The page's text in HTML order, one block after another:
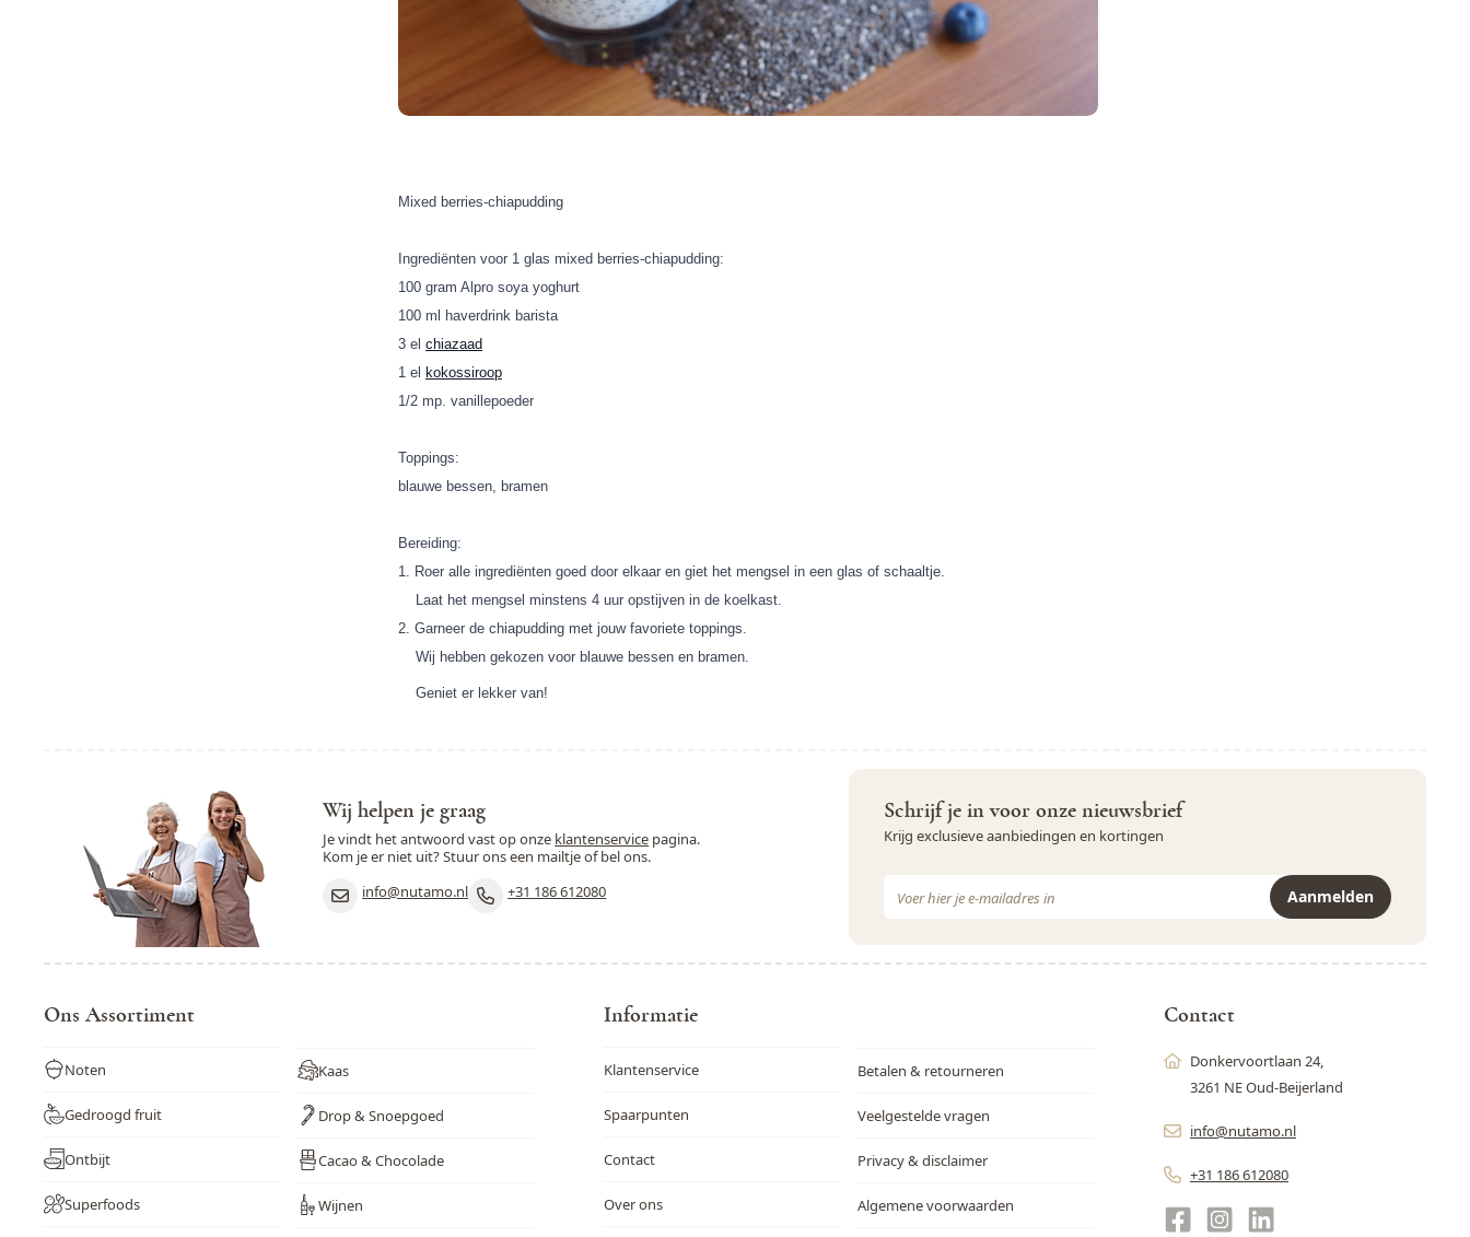
Mixed berries-chiapudding
Ingrediënten voor 1 glas mixed berries-chiapudding:
100 gram Alpro soya yoghurt
100 ml haverdrink barista
3 el chiazaad
1 el kokossiroop
1/2 mp. vanillepoeder
Toppings:
blauwe bessen, bramen
Bereiding:
1. Roer alle ingrediënten goed door elkaar en giet het mengsel in een glas of schaaltje.
Laat het mengsel minstens 4 uur opstijven in de koelkast.
2. Garneer de chiapudding met jouw favoriete toppings.
Wij hebben gekozen voor blauwe bessen en bramen.
Geniet er lekker van!
Wij helpen je graag
Je vindt het antwoord vast op onze klantenservice pagina.
Kom je er niet uit? Stuur ons een mailtje of bel ons.
info@nutamo.nl
+31 186 612080
Schrijf je in voor onze nieuwsbrief
Krijg exclusieve aanbiedingen en kortingen
Aanmelden
Ons Assortiment
Noten
Gedroogd fruit
Ontbijt
Superfoods
Kaas
Drop & Snoepgoed
Cacao & Chocolade
Wijnen
Informatie
Klantenservice
Spaarpunten
Contact
Over ons
Betalen & retourneren
Veelgestelde vragen
Privacy & disclaimer
Algemene voorwaarden
Contact
Donkervoortlaan 24,
3261 NE Oud-Beijerland
info@nutamo.nl
+31 186 612080